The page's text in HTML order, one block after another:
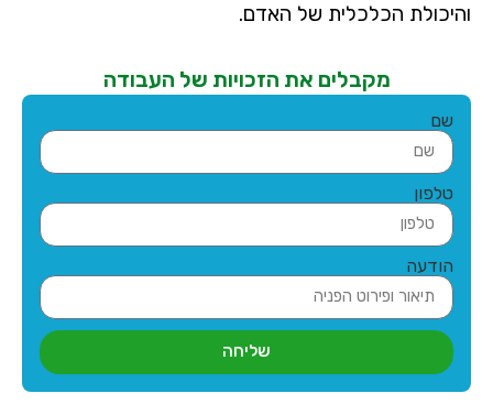
והיכולת הכלכלית של האדם.
מקבלים את הזכויות של העבודה
שם
טלפון
הודעה
שליחה